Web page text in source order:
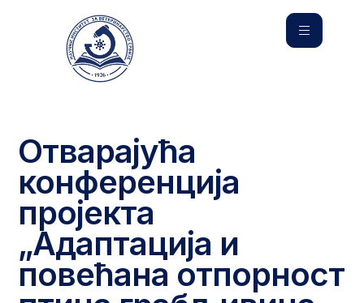
Отварајућа
конференција
пројекта
„Адаптација и
повећана отпорност